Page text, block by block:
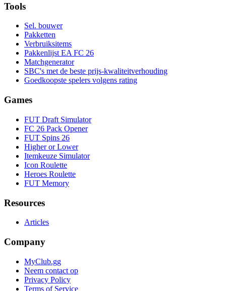
Tools
Sel. bouwer
Pakketten
Verbruiksitems
Pakkenlijst EA FC 26
Matchgenerator
SBC's met de beste prijs-kwaliteitverhouding
Goedkoopste spelers volgens rating
Games
FUT Draft Simulator
FC 26 Pack Opener
FUT Spins 26
Higher or Lower
Itemkeuze Simulator
Icon Roulette
Heroes Roulette
FUT Memory
Resources
Articles
Company
MyClub.gg
Neem contact op
Privacy Policy
Terms of Service